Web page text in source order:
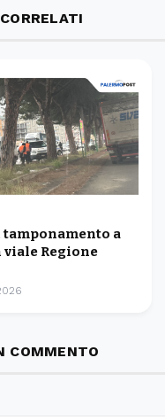
tamponamento a
viale Regione
COMMENTO